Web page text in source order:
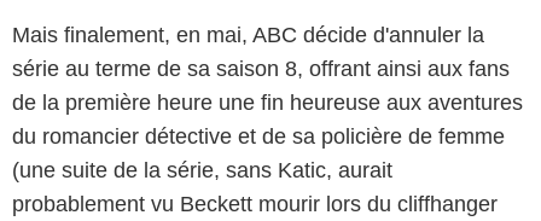
Mais finalement, en mai, ABC décide d'annuler la
série au terme de sa saison 8, offrant ainsi aux fans
de la première heure une fin heureuse aux aventures
du romancier détective et de sa policière de femme
(une suite de la série, sans Katic, aurait
probablement vu Beckett mourir lors du cliffhanger